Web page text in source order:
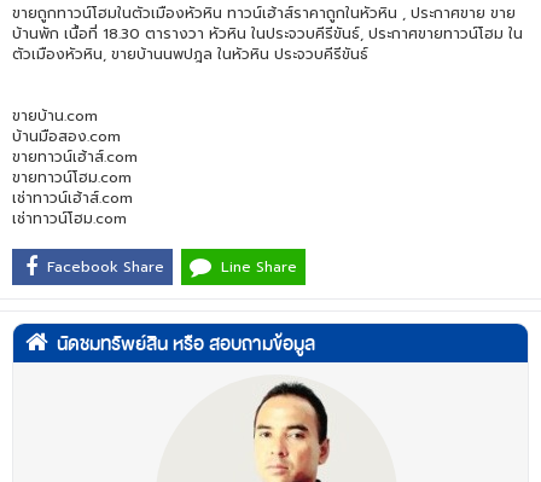
ขายถูกทาวน์โฮมในตัวเมืองหัวหิน ทาวน์เฮ้าส์ราคาถูกในหัวหิน , ประกาศขาย ขาย
บ้านพัก เนื้อที่ 18.30 ตารางวา หัวหิน ในประจวบคีรีขันธ์, ประกาศขายทาวน์โฮม ใน
ตัวเมืองหัวหิน, ขายบ้านนพปฎล ในหัวหิน ประจวบคีรีขันธ์
ขายบ้าน.com
บ้านมือสอง.com
ขายทาวน์เฮ้าส์.com
ขายทาวน์โฮม.com
เช่าทาวน์เฮ้าส์.com
เช่าทาวน์โฮม.com
Facebook Share Line Share
นัดชมทรัพย์สิน หรือ สอบถามข้อมูล